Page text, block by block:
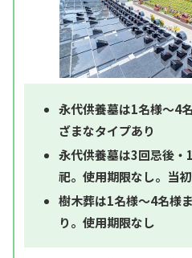
永代供養墓は1名様～4
ざまなタイプあり
永代供養墓は3回忌後
祀。使用期限なし。当
樹木葬は1名様～4名様
り。使用期限なし